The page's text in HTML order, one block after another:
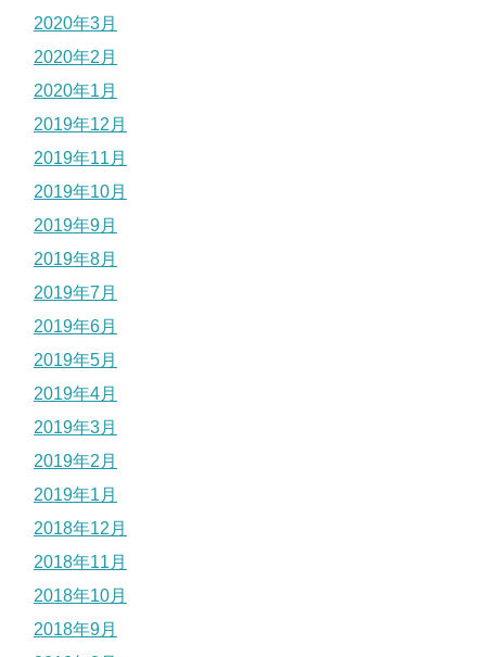
2020年3月
2020年2月
2020年1月
2019年12月
2019年11月
2019年10月
2019年9月
2019年8月
2019年7月
2019年6月
2019年5月
2019年4月
2019年3月
2019年2月
2019年1月
2018年12月
2018年11月
2018年10月
2018年9月